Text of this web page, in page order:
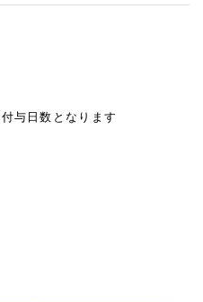
！誰かの夢をサポートしたい！
とやりがいを感じていただけ
与日数となります